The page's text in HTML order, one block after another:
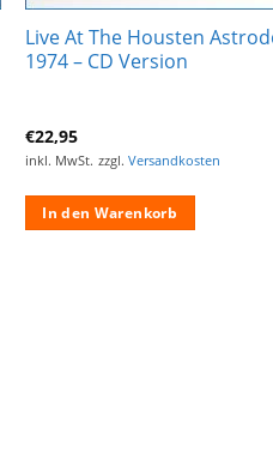
Live At The Housten
1974 – CD Version
€22,95
inkl. MwSt. zzgl. Versandkosten
In den Warenkorb